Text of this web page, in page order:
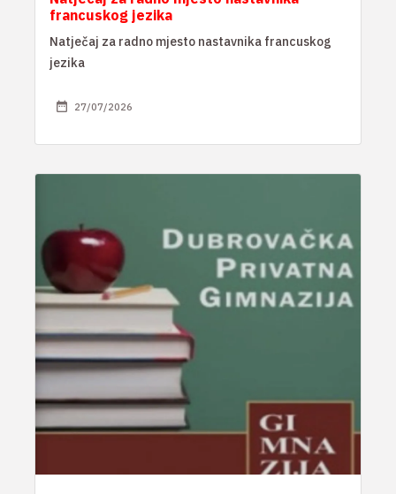
francuskog jezika
Natječaj za radno mjesto nastavnika francuskog
jezika
27/07/2026